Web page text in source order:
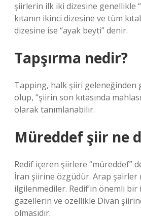
şiirlerin ilk iki dizesine genellikle
kıtanın ikinci dizesine ve tüm
dizesine ise “ayak beyti” denir.
Tapşırma nedir?
Tapping, halk şiiri geleneğinden
olup, “şiirin son kıtasında
olarak tanımlanabilir.
Müreddef şiir ne
Redif içeren şiirlere “müreddef”
İran şiirine özgüdür. Arap şairler
ilgilenmediler. Redif’in önemli bir
gazellerin ve özellikle Divan
olmasıdır.